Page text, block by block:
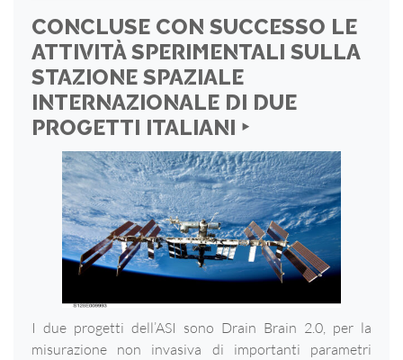
CONCLUSE CON SUCCESSO LE
ATTIVITÀ SPERIMENTALI SULLA
STAZIONE SPAZIALE
INTERNAZIONALE DI DUE
PROGETTI ITALIANI ‣
I due progetti dell’ASI sono Drain Brain 2.0, per la
misurazione non invasiva di importanti parametri